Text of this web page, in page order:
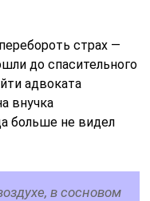
страх —
до спасительного
адвоката
внучка
больше не видел
в сосновом